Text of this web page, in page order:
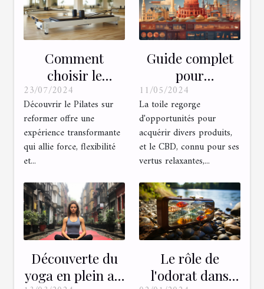
Comment
choisir le
reformer Pilates
adapté à vos
besoins ?
23/07/2024
Découvrir le Pilates sur
reformer offre une
expérience transformante
qui allie force, flexibilité
et...
Guide complet
pour
comprendre les
réglementations
autour de l'achat
de CBD en ligne
en France
11/05/2024
La toile regorge
d'opportunités pour
acquérir divers produits,
et le CBD, connu pour ses
vertus relaxantes,...
Découverte du
yoga en plein air
Le rôle de
l'odorat dans